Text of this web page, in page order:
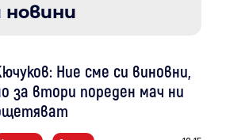
новини
Ние сме си виновни,
за втори пореден мач ни